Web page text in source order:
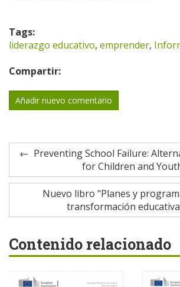
Tags:
liderazgo educativo, emprender,
Compartir:
Añadir nuevo comentario
Preventing School Failure:
for Children and
Nuevo libro "Planes y
transformación
Contenido relacionado